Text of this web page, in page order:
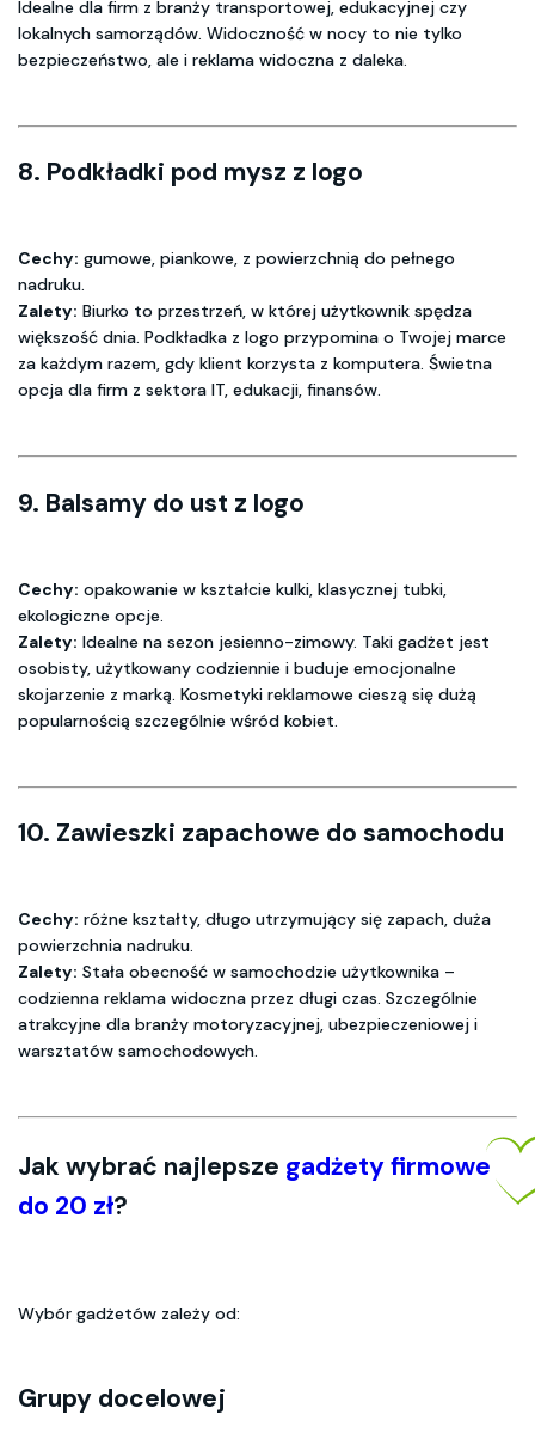
Idealne dla firm z branży transportowej, edukacyjnej czy
lokalnych samorządów. Widoczność w nocy to nie tylko
bezpieczeństwo, ale i reklama widoczna z daleka.
8. Podkładki pod mysz z logo
Cechy: gumowe, piankowe, z powierzchnią do pełnego
nadruku.
Zalety: Biurko to przestrzeń, w której użytkownik spędza
większość dnia. Podkładka z logo przypomina o Twojej marce
za każdym razem, gdy klient korzysta z komputera. Świetna
opcja dla firm z sektora IT, edukacji, finansów.
9. Balsamy do ust z logo
Cechy: opakowanie w kształcie kulki, klasycznej tubki,
ekologiczne opcje.
Zalety: Idealne na sezon jesienno-zimowy. Taki gadżet jest
osobisty, użytkowany codziennie i buduje emocjonalne
skojarzenie z marką. Kosmetyki reklamowe cieszą się dużą
popularnością szczególnie wśród kobiet.
10. Zawieszki zapachowe do samochodu
Cechy: różne kształty, długo utrzymujący się zapach, duża
powierzchnia nadruku.
Zalety: Stała obecność w samochodzie użytkownika –
codzienna reklama widoczna przez długi czas. Szczególnie
atrakcyjne dla branży motoryzacyjnej, ubezpieczeniowej i
warsztatów samochodowych.
Jak wybrać najlepsze gadżety firmowe
do 20 zł?
Wybór gadżetów zależy od:
Grupy docelowej